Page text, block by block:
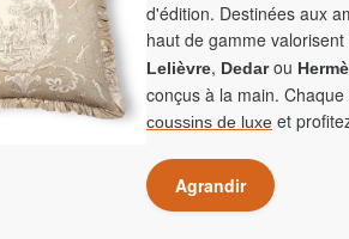
d'édition. Destinées aux
haut de gamme
Lelièvre, Dedarou
conçus à la main.
coussins de luxe et
Agrandir